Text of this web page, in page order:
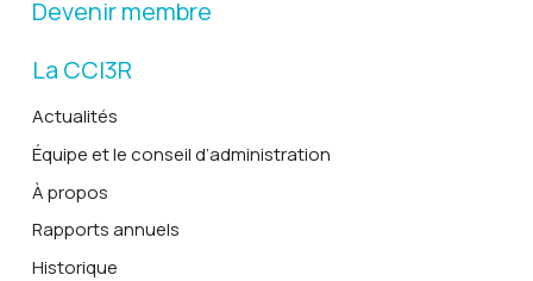
Devenir membre
La CCI3R
Actualités
Équipe et le conseil d’administration
À propos
Rapports annuels
Historique